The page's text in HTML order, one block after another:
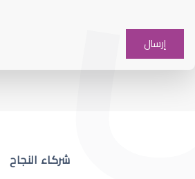
ضعف نظر مفاجئشركاء النجاح